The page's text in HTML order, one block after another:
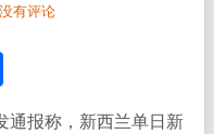
没有评论
分
享
通报称，新西兰单日新